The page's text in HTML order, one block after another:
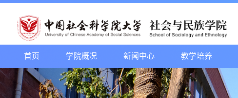
首页 学院概况 新闻中心 教学培养